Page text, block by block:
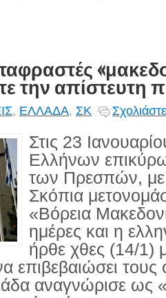
την απίστευτη
, ΕΛΛΑΔΑ, ΣΚ
Στις 23
Ελλήνων
των Πρεσπών, με
Σκόπια
«Βόρεια
ημέρες και η
ήρθε χθες (14/1)
επιβεβαιώσει
αναγνώρισε ως